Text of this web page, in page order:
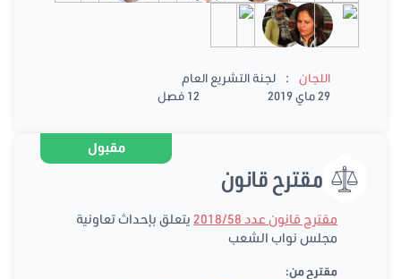
اللجان :
لجنة التشريع العام
29 ماي 2019
12 فصل
مقبول
مقترح قانون
مقترح قانون عدد 2018/58
يتعلق بإحداث تعاونية
مجلس نواب الشعب
مقترح من: